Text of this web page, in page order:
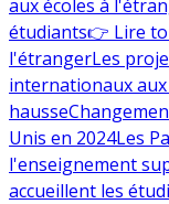
aux écoles à
étudiants👉 Lire
l'étrangerLes
internationaux
hausse
Unis en 2024Les
l'enseignement
accueillent les